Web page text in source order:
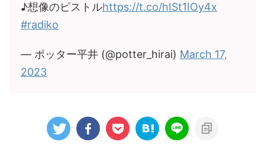
♪想像のピストルhttps://t.co/hISt1IOy4x
#radiko
— ポッター平井 (@potter_hirai) March 17,
2023